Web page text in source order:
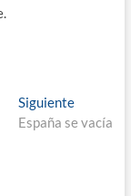
SiguienteEntrada
España se vacía